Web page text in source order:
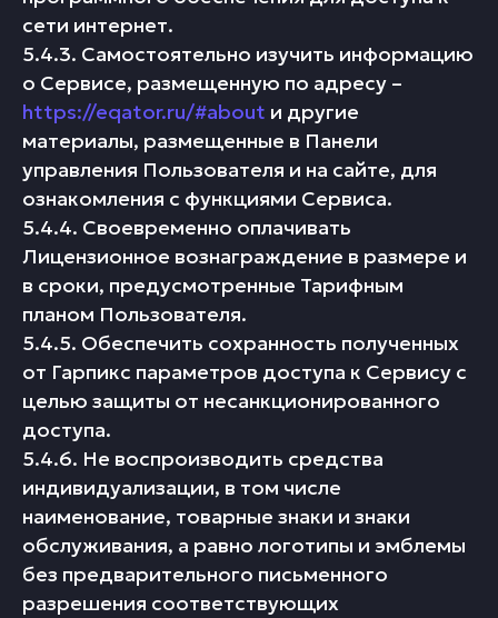
сети интернет.
5.4.3. Самостоятельно изучить информацию
о Сервисе, размещенную по адресу –
https://eqator.ru/#about и другие
материалы, размещенные в Панели
управления Пользователя и на сайте, для
ознакомления с функциями Сервиса.
5.4.4. Своевременно оплачивать
Лицензионное вознаграждение в размере и
в сроки, предусмотренные Тарифным
планом Пользователя.
5.4.5. Обеспечить сохранность полученных
от Гарпикс параметров доступа к Сервису с
целью защиты от несанкционированного
доступа.
5.4.6. Не воспроизводить средства
индивидуализации, в том числе
наименование, товарные знаки и знаки
обслуживания, а равно логотипы и эмблемы
без предварительного письменного
разрешения соответствующих